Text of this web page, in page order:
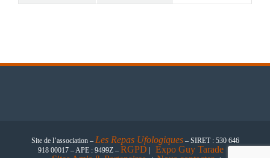
Site de l’association – Les Repas Ufologiques– SIRET : 530 646
918 00017 – APE : 9499Z – RGPD Expo Guy Tarade